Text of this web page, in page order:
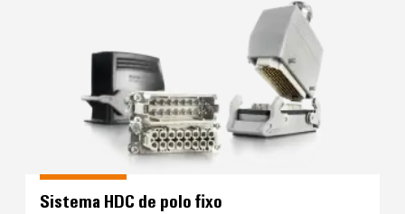
Sistema HDC de polo fixo